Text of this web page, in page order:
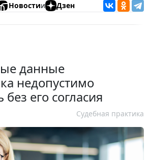
Новостии Дзен
данные
недопустимо
его согласия
Судебная практика